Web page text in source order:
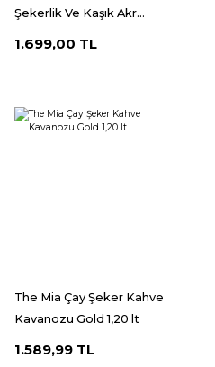
Şekerlik Ve Kaşık Akr...
1.699,00 TL
The Mia Çay Şeker Kahve
Kavanozu Gold 1,20 lt
1.589,99 TL